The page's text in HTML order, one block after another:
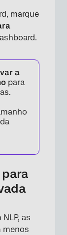
marque
a
para
as
menos